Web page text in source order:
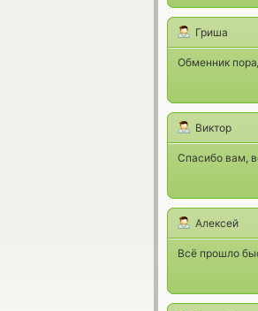
Гриша
Обменник
Виктор
Спасибо вам,
Алексей
Всё прошло